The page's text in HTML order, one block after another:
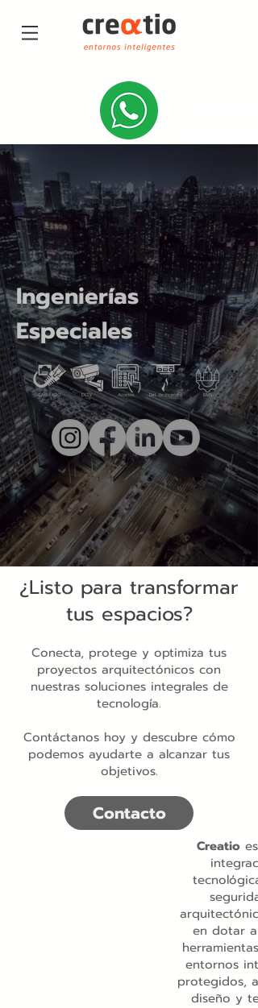
Ingenierías
Especiales
¿Listo para transformar
tus espacios?
Conecta, protege y optimiza tus
proyectos arquitectónicos con
nuestras soluciones integrales de
tecnología.
Contáctanos hoy y descubre cómo
podemos ayudarte a alcanzar tus
objetivos.
Contacto
Creatioes
en dotar
entornos
protegidos,
diseño y